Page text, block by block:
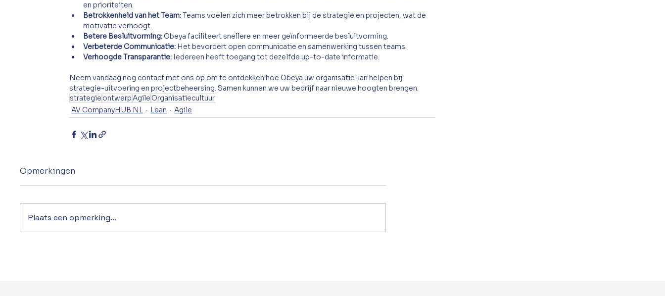
en prioriteiten.
Betrokkenheid van het Team: Teams voelen zich meer betrokken bij de strategie en projecten, wat de
motivatie verhoogt.
Betere Besluitvorming: Obeya faciliteert snellere en meer geïnformeerde besluitvorming.
Verbeterde Communicatie: Het bevordert open communicatie en samenwerking tussen teams.
Verhoogde Transparantie: Iedereen heeft toegang tot dezelfde up-to-date informatie.
Neem vandaag nog contact met ons op om te ontdekken hoe Obeya uw organisatie kan helpen bij
strategie-uitvoering en projectbeheersing. Samen kunnen we uw bedrijf naar nieuwe hoogten brengen.
strategie ontwerpAgile Organisatiecultuur
AV CompanyHUB NL
Lean Agile
Opmerkingen
Plaats een opmerking...